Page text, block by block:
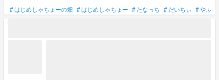
#はじめしゃちょーの畑 #はじめしゃちょー #たなっち #だいちぃ #やふ